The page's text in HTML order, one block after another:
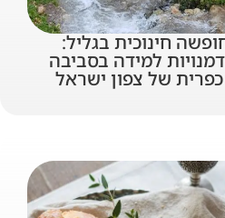
חינוכית בגליל:
למידה בסביבה
של צפון ישראל